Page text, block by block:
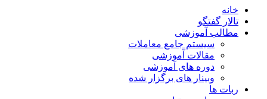
خانه
تالار گفتگو
مطالب آموزشی
سیستم جامع معاملات
مقالات آموزشی
دوره های آموزشی
وبینار های برگزار شده
ربات ها